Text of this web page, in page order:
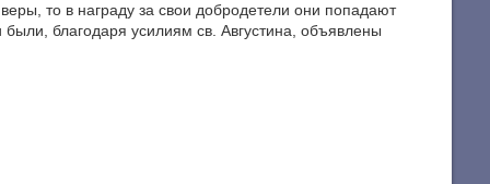
то в награду за свои добродетели они попадают
благодаря усилиям св. Августина, объявлены